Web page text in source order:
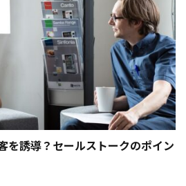
を誘導？セールストークのポイン